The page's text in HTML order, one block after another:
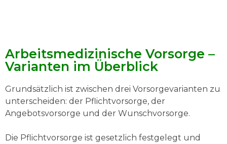
Arbeitsmedizinische Vorsorge –
Varianten im Überblick
Grundsätzlich ist zwischen drei Vorsorgevarianten zu
unterscheiden: der Pflichtvorsorge, der
Angebotsvorsorge und der Wunschvorsorge.
Die Pflichtvorsorge ist gesetzlich festgelegt und